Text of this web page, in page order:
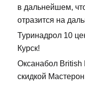
в дальнейшем,
отразится на
Туринадрол 10
Курск!
Оксанабол British
скидкой